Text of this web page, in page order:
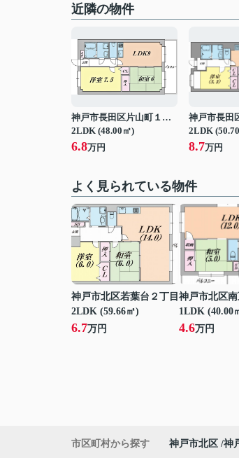
近隣の物件
神戸市長田区片山町１丁目
2LDK (48.00㎡)
6.8万円
2LDK
8.7万円
よく見られている物件
神戸市北区若葉台２丁目
2LDK (59.66㎡)
6.7万円
神戸市北区
1LDK (40.00
4.6万円
市区町村から探す 神戸市北区 神